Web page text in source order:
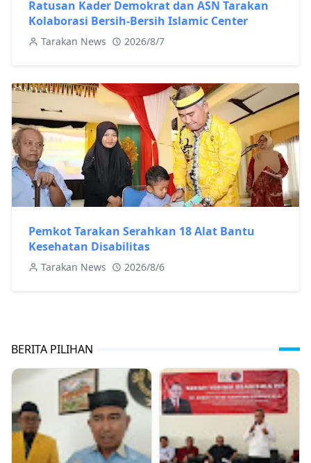
Ratusan Kader Demokrat dan ASN Tarakan
Kolaborasi Bersih-Bersih Islamic Center
Tarakan News 2026/8/7
Pemkot Tarakan Serahkan 18 Alat Bantu
Kesehatan Disabilitas
Tarakan News 2026/8/6
BERITA PILIHAN